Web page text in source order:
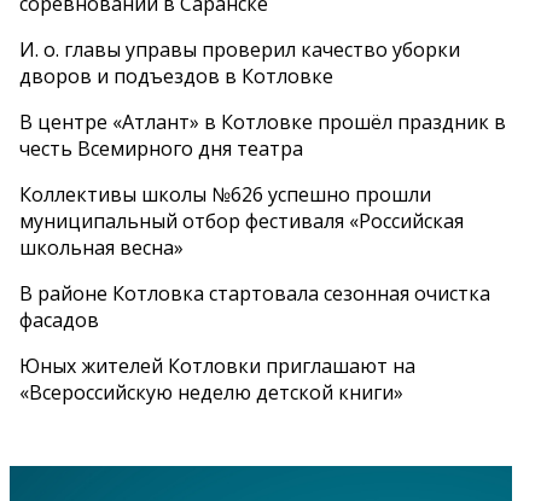
И. о. главы управы проверил качество уборки
дворов и подъездов в Котловке
В центре «Атлант» в Котловке прошёл праздник в
честь Всемирного дня театра
Коллективы школы №626 успешно прошли
муниципальный отбор фестиваля «Российская
школьная весна»
В районе Котловка стартовала сезонная очистка
фасадов
Юных жителей Котловки приглашают на
«Всероссийскую неделю детской книги»